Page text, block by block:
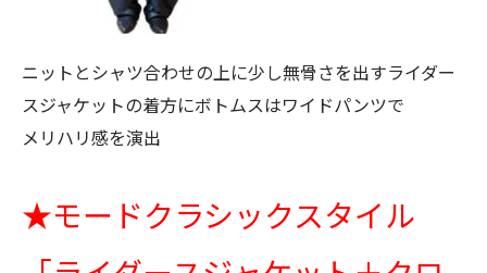
ニットとシャツ合わせの上に少し無骨さを出すライダー
スジャケットの着方にボトムスはワイドパンツで
メリハリ感を演出
★モードクラシックスタイル